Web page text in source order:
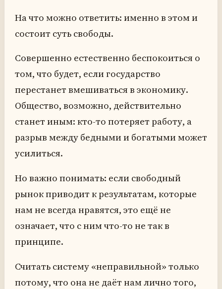
На что можно ответить: именно в этом и
состоит суть свободы.
Совершенно естественно беспокоиться о
том, что будет, если государство
перестанет вмешиваться в экономику.
Общество, возможно, действительно
станет иным: кто-то потеряет работу, а
разрыв между бедными и богатыми может
усилиться.
Но важно понимать: если свободный
рынок приводит к результатам, которые
нам не всегда нравятся, это ещё не
означает, что с ним что-то не так в
принципе.
Считать систему «неправильной» только
потому, что она не даёт нам лично того,